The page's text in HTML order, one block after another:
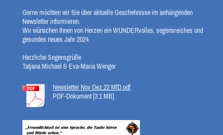
Gerne möchten wir Sie über aktuelle Geschehnisse im anhängenden
Newsletter informieren.
Wir wünschen Ihnen von Herzen ein WUNDERvolles, segensreiches und
gesundes neues Jahr 2024.
Herzliche Segensgrüße
Tatjana Michael & Eva-Maria Wenger
Newsletter Nov Dez.22 MfD.pdf
PDF-Dokument [3.1 MB]